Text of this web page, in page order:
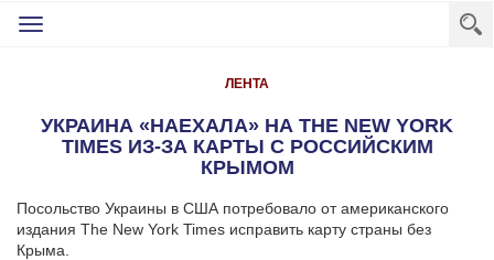
Toggle
ЛЕНТА
УКРАИНА «НАЕХАЛА» НА THE NEW YORK
TIMES ИЗ-ЗА КАРТЫ С РОССИЙСКИМ
КРЫМОМ
Посольство Украины в США потребовало от американского
издания The New York Times исправить карту страны без
Крыма.